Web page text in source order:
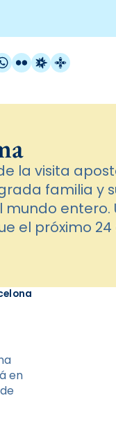
FlickrRadio Estel
visita
familia y
entero.
el próximo
en